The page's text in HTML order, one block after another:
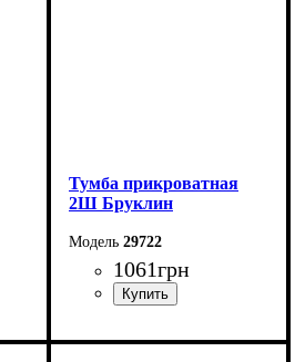
Тумба прикроватная
2Ш Бруклин
29722
1061грн
Ширина: 40,4 см